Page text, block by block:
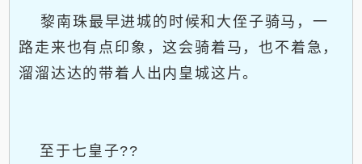
黎南珠最早进城的时候和大侄子骑马，一
路走来也有点印象，这会骑着马，也不着急，
溜溜达达的带着人出内皇城这片。
至于七皇子??